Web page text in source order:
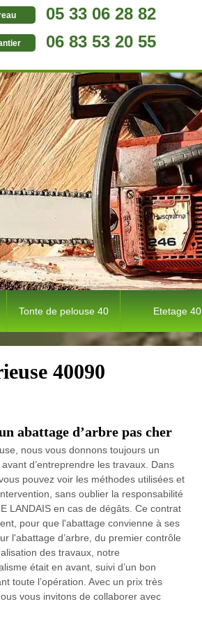
05 33 06 28 82
06 83 53 20 55
Tonte de pelouse 40 Etetage 40
40090
abattage d’arbre pas cher
nous vous donnons toujours un
d’entreprendre les travaux. Dans
pouvez voir les méthodes utilisées et
sans oublier la responsabilité
LANDAIS en cas de dégâts. Ce contrat
pour que l'abattage convienne à ses
l'abattage d’arbre, du premier contrôle
des travaux, notre
était en avant, suivi d’un bon
toute l’opération. Avec un prix très
vous invitons de collaborer avec